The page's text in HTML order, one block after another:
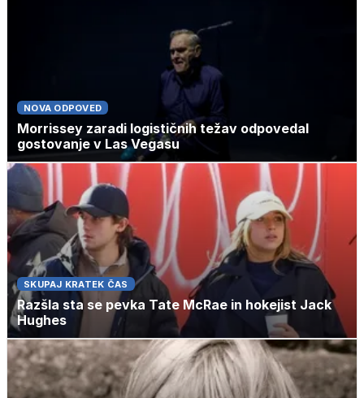
NOVA ODPOVED
Morrissey zaradi logističnih težav odpovedal
gostovanje v Las Vegasu
SKUPAJ KRATEK ČAS
Razšla sta se pevka Tate McRae in hokejist Jack
Hughes